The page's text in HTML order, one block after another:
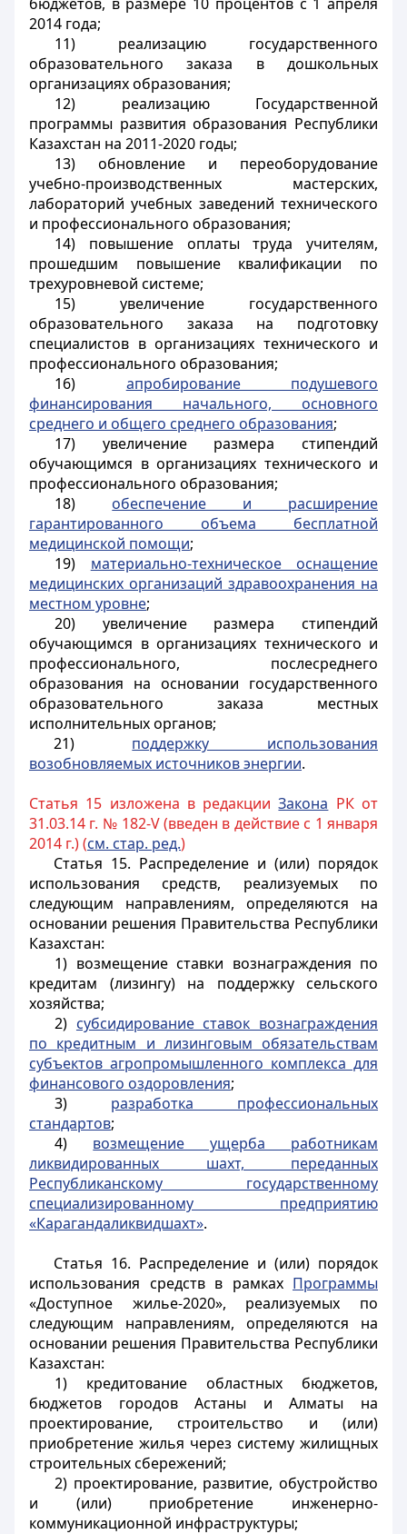
2014 года;
11) реализацию государственного
образовательного заказа в дошкольных
организациях образования;
12) реализацию Государственной
программы развития образования Республики
Казахстан на 2011-2020 годы;
13) обновление и переоборудование
учебно-производственных мастерских,
лабораторий учебных заведений технического
и профессионального образования;
14) повышение оплаты труда учителям,
прошедшим повышение квалификации по
трехуровневой системе;
15) увеличение государственного
образовательного заказа на подготовку
специалистов в организациях технического и
профессионального образования;
16) апробирование подушевого
финансирования начального, основного
среднего и общего среднего образования;
17) увеличение размера стипендий
обучающимся в организациях технического и
профессионального образования;
18) обеспечение и расширение
гарантированного объема бесплатной
медицинской помощи;
19) материально-техническое оснащение
медицинских организаций здравоохранения на
местном уровне;
20) увеличение размера стипендий
обучающимся в организациях технического и
профессионального, послесреднего
образования на основании государственного
образовательного заказа местных
исполнительных органов;
21) поддержку использования
возобновляемых источников энергии.
Статья 15 изложена в редакцииЗакона РК от
31.03.14 г. № 182-V (введен в действие с 1 января
2014 г.) (см. стар. ред.)
Статья 15. Распределение и (или) порядок
использования средств, реализуемых по
следующим направлениям, определяются на
основании решения Правительства Республики
Казахстан:
1) возмещение ставки вознаграждения по
кредитам (лизингу) на поддержку сельского
хозяйства;
2) субсидирование ставок вознаграждения
по кредитным и лизинговым обязательствам
субъектов агропромышленного комплекса для
финансового оздоровления;
3) разработка профессиональных
стандартов;
4) возмещение ущерба работникам
ликвидированных шахт, переданных
Республиканскому государственному
специализированному предприятию
«Карагандаликвидшахт».
Статья 16. Распределение и (или) порядок
использования средств в рамках Программы
«Доступное жилье-2020», реализуемых по
следующим направлениям, определяются на
основании решения Правительства Республики
Казахстан:
1) кредитование областных бюджетов,
бюджетов городов Астаны и Алматы на
проектирование, строительство и (или)
приобретение жилья через систему жилищных
строительных сбережений;
2) проектирование, развитие, обустройство
и (или) приобретение инженерно-
коммуникационной инфраструктуры;